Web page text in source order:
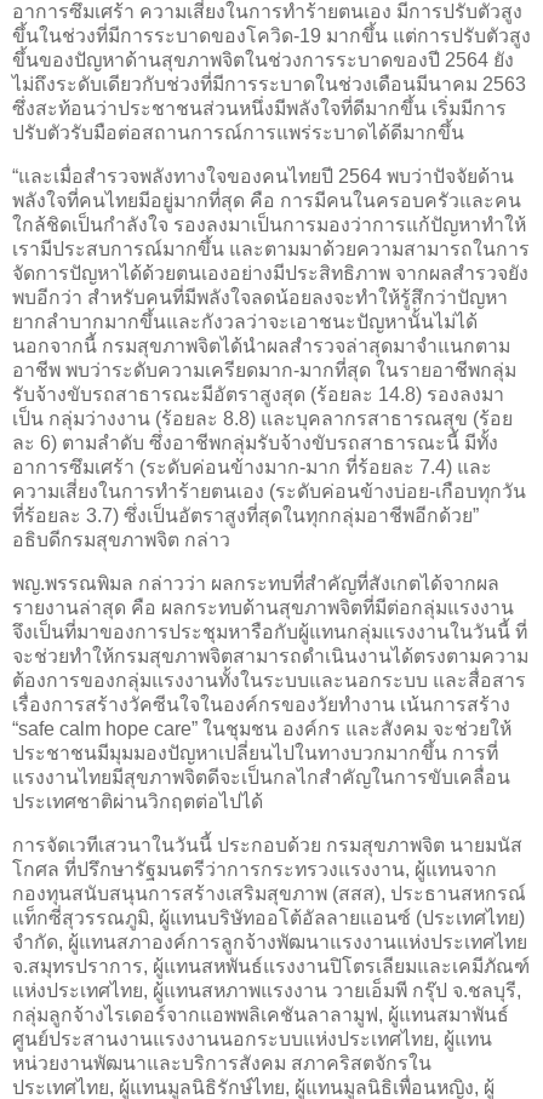
อาการซึมเศร้า ความเสี่ยงในการทำร้ายตนเอง มีการปรับตัวสูง
ขึ้นในช่วงที่มีการระบาดของโควิด-19 มากขึ้น แต่การปรับตัวสูง
ขึ้นของปัญหาด้านสุขภาพจิตในช่วงการระบาดของปี 2564 ยัง
ไม่ถึงระดับเดียวกับช่วงที่มีการระบาดในช่วงเดือนมีนาคม 2563
ซึ่งสะท้อนว่าประชาชนส่วนหนึ่งมีพลังใจที่ดีมากขึ้น เริ่มมีการ
ปรับตัวรับมือต่อสถานการณ์การแพร่ระบาดได้ดีมากขึ้น
“และเมื่อสำรวจพลังทางใจของคนไทยปี 2564 พบว่าปัจจัยด้าน
พลังใจที่คนไทยมีอยู่มากที่สุด คือ การมีคนในครอบครัวและคน
ใกล้ชิดเป็นกำลังใจ รองลงมาเป็นการมองว่าการแก้ปัญหาทำให้
เรามีประสบการณ์มากขึ้น และตามมาด้วยความสามารถในการ
จัดการปัญหาได้ด้วยตนเองอย่างมีประสิทธิภาพ จากผลสำรวจยัง
พบอีกว่า สำหรับคนที่มีพลังใจลดน้อยลงจะทำให้รู้สึกว่าปัญหา
ยากลำบากมากขึ้นและกังวลว่าจะเอาชนะปัญหานั้นไม่ได้
นอกจากนี้ กรมสุขภาพจิตได้นำผลสำรวจล่าสุดมาจำแนกตาม
อาชีพ พบว่าระดับความเครียดมาก-มากที่สุด ในรายอาชีพกลุ่ม
รับจ้างขับรถสาธารณะมีอัตราสูงสุด (ร้อยละ 14.8) รองลงมา
เป็น กลุ่มว่างงาน (ร้อยละ 8.8) และบุคลากรสาธารณสุข (ร้อย
ละ 6) ตามลำดับ ซึ่งอาชีพกลุ่มรับจ้างขับรถสาธารณะนี้ มีทั้ง
อาการซึมเศร้า (ระดับค่อนข้างมาก-มาก ที่ร้อยละ 7.4) และ
ความเสี่ยงในการทำร้ายตนเอง (ระดับค่อนข้างบ่อย-เกือบทุกวัน
ที่ร้อยละ 3.7) ซึ่งเป็นอัตราสูงที่สุดในทุกกลุ่มอาชีพอีกด้วย”
อธิบดีกรมสุขภาพจิต กล่าว
พญ.พรรณพิมล กล่าวว่า ผลกระทบที่สำคัญที่สังเกตได้จากผล
รายงานล่าสุด คือ ผลกระทบด้านสุขภาพจิตที่มีต่อกลุ่มแรงงาน
จึงเป็นที่มาของการประชุมหารือกับผู้แทนกลุ่มแรงงานในวันนี้ ที่
จะช่วยทำให้กรมสุขภาพจิตสามารถดำเนินงานได้ตรงตามความ
ต้องการของกลุ่มแรงงานทั้งในระบบและนอกระบบ และสื่อสาร
เรื่องการสร้างวัคซีนใจในองค์กรของวัยทำงาน เน้นการสร้าง
“safe calm hope care” ในชุมชน องค์กร และสังคม จะช่วยให้
ประชาชนมีมุมมองปัญหาเปลี่ยนไปในทางบวกมากขึ้น การที่
แรงงานไทยมีสุขภาพจิตดีจะเป็นกลไกสำคัญในการขับเคลื่อน
ประเทศชาติผ่านวิกฤตต่อไปได้
การจัดเวทีเสวนาในวันนี้ ประกอบด้วย กรมสุขภาพจิต นายมนัส
โกศล ที่ปรึกษารัฐมนตรีว่าการกระทรวงแรงงาน, ผู้แทนจาก
กองทุนสนับสนุนการสร้างเสริมสุขภาพ (สสส), ประธานสหกรณ์
แท็กซี่สุวรรณภูมิ, ผู้แทนบริษัทออโต้อัลลายแอนซ์ (ประเทศไทย)
จำกัด, ผู้แทนสภาองค์การลูกจ้างพัฒนาแรงงานแห่งประเทศไทย
จ.สมุทรปราการ, ผู้แทนสหพันธ์แรงงานปิโตรเลียมและเคมีภัณฑ์
แห่งประเทศไทย, ผู้แทนสหภาพแรงงาน วายเอ็มพี กรุ๊ป จ.ชลบุรี,
กลุ่มลูกจ้างไรเดอร์จากแอพพลิเคชันลาลามูฟ, ผู้แทนสมาพันธ์
ศูนย์ประสานงานแรงงานนอกระบบแห่งประเทศไทย, ผู้แทน
หน่วยงานพัฒนาและบริการสังคม สภาคริสตจักรใน
ประเทศไทย, ผู้แทนมูลนิธิรักษ์ไทย, ผู้แทนมูลนิธิเพื่อนหญิง, ผู้